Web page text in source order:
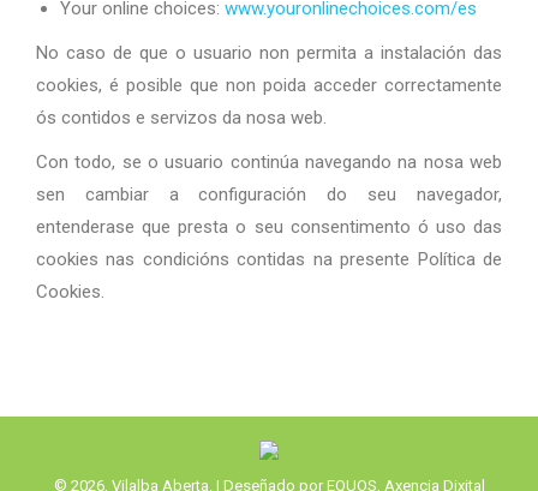
Your online choices: www.youronlinechoices.com/es
No caso de que o usuario non permita a instalación das
cookies, é posible que non poida acceder correctamente
ós contidos e servizos da nosa web.
Con todo, se o usuario continúa navegando na nosa web
sen cambiar a configuración do seu navegador,
entenderase que presta o seu consentimento ó uso das
cookies nas condicións contidas na presente Política de
Cookies.
© 2026, Vilalba Aberta. | Deseñado por EQUOS, Axencia Dixital